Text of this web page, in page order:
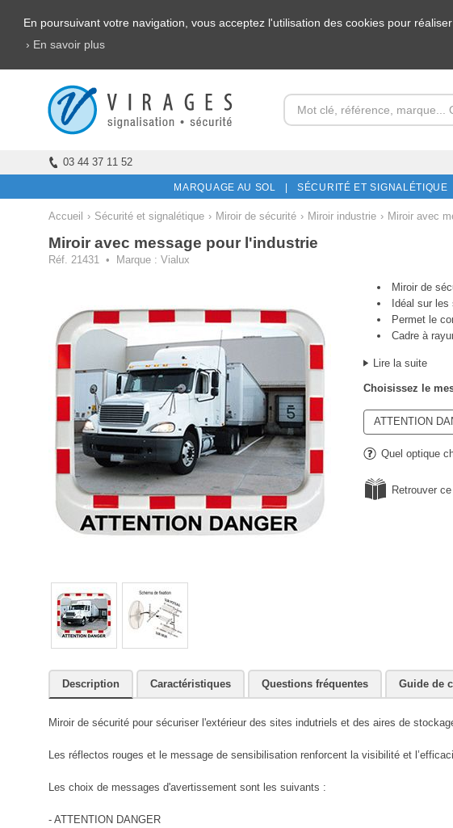
En poursuivant votre navigation, vous acceptez l'utilisation des cookies pour
› En savoir plus
03 44 37 11 52
MARQUAGE AU SOL | SÉCURITÉ ET
Accueil › Sécurité et signalétique › Miroir de sécurité › Miroir industrie › Miroir avec
Miroir avec message pour l'industrie
Réf. 21431 • Marque : Vialux
Miroir de
Idéal sur les
Permet le
Cadre à
Lire la suite
Choisissez le
ATTENTION
Quel optique
Retrouver
Description Caractéristiques Questions fréquentes Guide de
Miroir de sécurité pour sécuriser l'extérieur des sites indutriels et des aires de
Les réflectos rouges et le message de sensibilisation renforcent la visibilité et
Les choix de messages d'avertissement sont les suivants :
- ATTENTION DANGER